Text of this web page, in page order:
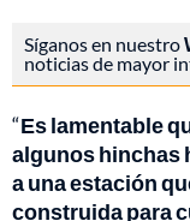
Síganos en nuestro
noticias de mayor
“Es lamentable
algunos hinchas
a una estación
construida para